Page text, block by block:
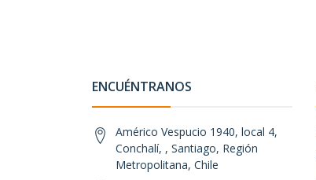
ENCUÉNTRANOS
Américo Vespucio 1940, local 4,
Conchalí, , Santiago, Región
Metropolitana, Chile